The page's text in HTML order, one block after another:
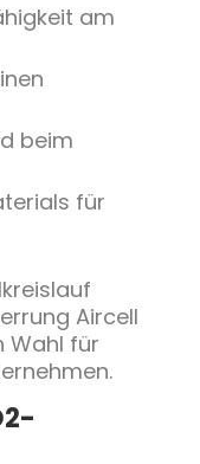
am
beim
für
Aircell
Wahl für